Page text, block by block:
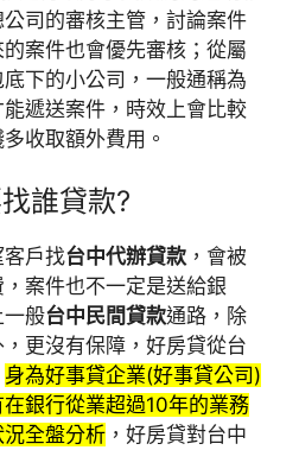
司的審核主管，討論案件
案件也會優先審核；從屬
下的小公司，一般通稱為
遞送案件，時效上會比較
收取額外費用。
誰貸款?
戶找台中代辦貸款 ，會被
案件也不一定是送給銀
一般台中民間貸款通路，除
更沒有保障，好房貸從台
身為好事貸企業(好事貸公司)
銀行從業超過10年的業務
全盤分析 ，好房貸對台中